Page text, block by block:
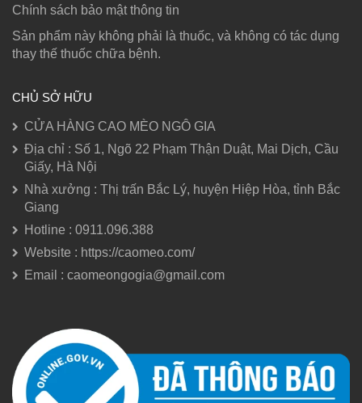
Chính sách bảo mật thông tin
Sản phẩm này không phải là thuốc, và không có tác dụng
thay thế thuốc chữa bệnh.
CHỦ SỞ HỮU
CỬA HÀNG CAO MÈO NGÔ GIA
Địa chỉ : Số 1, Ngõ 22 Phạm Thận Duật, Mai Dịch, Cầu
Giấy, Hà Nội
Nhà xưởng : Thị trấn Bắc Lý, huyện Hiệp Hòa, tỉnh Bắc
Giang
Hotline : 0911.096.388
Website : https://caomeo.com/
Email : caomeongogia@gmail.com